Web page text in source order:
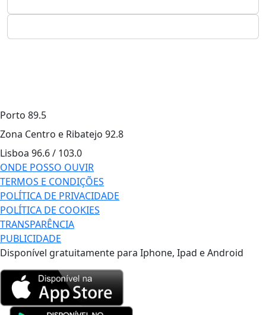
Porto 89.5
Zona Centro e Ribatejo 92.8
Lisboa 96.6 / 103.0
ONDE POSSO OUVIR
TERMOS E CONDIÇÕES
POLÍTICA DE PRIVACIDADE
POLÍTICA DE COOKIES
TRANSPARÊNCIA
PUBLICIDADE
Disponível gratuitamente para Iphone, Ipad e Android